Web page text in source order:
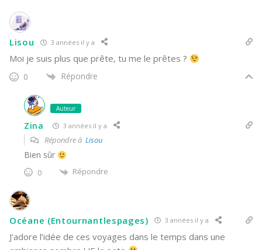
Lisou 3 années il y a
Moi je suis plus que prête, tu me le prêtes ?
0 Répondre
Auteur
Zina 3 années il y a
Répondre à Lisou
Bien sûr
0 Répondre
Océane (Entournantlespages) 3 années il y a
J’adore l’idée de ces voyages dans le temps dans une